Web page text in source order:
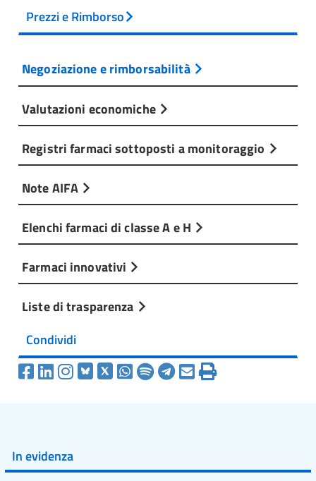
Prezzi e Rimborso
Negoziazione e rimborsabilità
Valutazioni economiche
Registri farmaci sottoposti a monitoraggio
Note AIFA
Elenchi farmaci di classe A e H
Farmaci innovativi
Liste di trasparenza
Condividi
In evidenza